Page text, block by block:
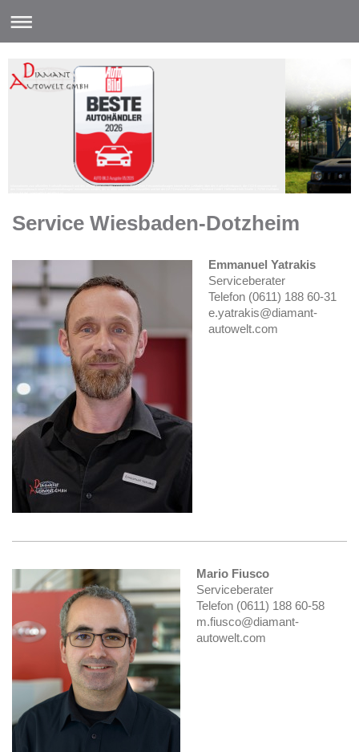
Informationen zum offiziellen Kraftstoffverbrauch und den offiziell spezifischen CO2-Emissionen neuer Personenkraftwagen können dem „Leitfaden über den Kraftstoffverbrauch, die CO2-Emissionen und
Service Wiesbaden-Dotzheim
Emmanuel Yatrakis
Serviceberater
Telefon (0611) 188 60-31
e.yatrakis@diamant-
autowelt.com
Mario Fiusco
Serviceberater
Telefon (0611) 188 60-58
m.fiusco@diamant-
autowelt.com